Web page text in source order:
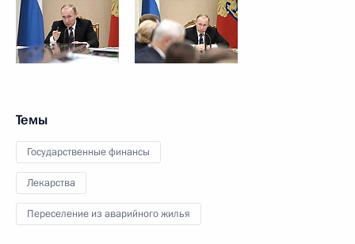
Темы
Государственные финансы
Лекарства
Переселение из аварийного жилья